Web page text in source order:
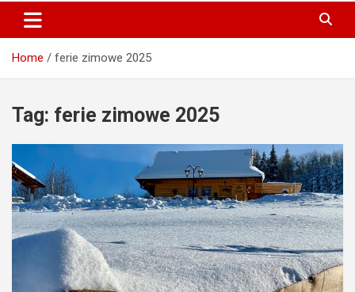
Home ferie zimowe 2025
Tag: ferie zimowe 2025